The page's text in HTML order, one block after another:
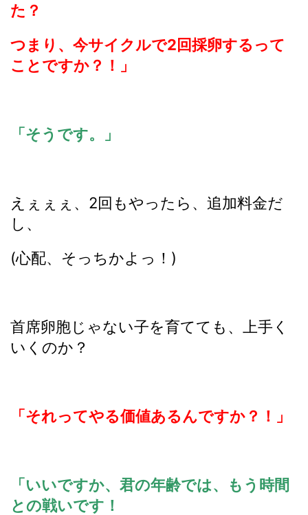
た？
つまり、今サイクルで2回採卵するって
ことですか？！」
「そうです。」
えぇぇぇ、2回もやったら、追加料金だ
し、
(心配、そっちかよっ！)
首席卵胞じゃない子を育てても、上手く
いくのか？
「それってやる価値あるんですか？！」
「いいですか、君の年齢では、もう時間
との戦いです！